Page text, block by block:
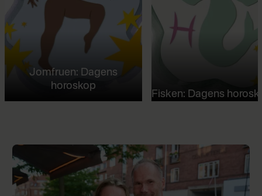
Jomfruen: Dagens
horoskop
Fisken: Dagens